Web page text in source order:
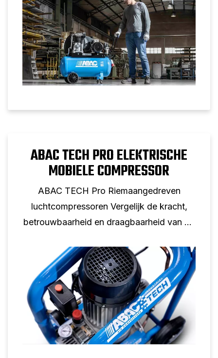
ABAC TECH PRO ELEKTRISCHE
MOBIELE COMPRESSOR
ABAC TECH Pro Riemaangedreven
luchtcompressoren Vergelijk de kracht,
betrouwbaarheid en draagbaarheid van de
Line.